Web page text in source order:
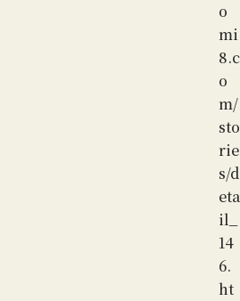
o
mi
8.c
o
m/
sto
rie
s/d
eta
il_
14
6.
ht